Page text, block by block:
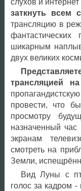
слухов и
заткнуть всем
трансляцию в
шикарным
двух великих
трансляцией
провести, что
просмотру
назначенный
экранам
смотреть на
Земли,
Вид Луны с
голос за кадром